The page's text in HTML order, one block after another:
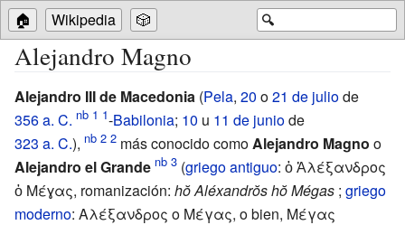
🔍
🏠 Wikipedia 🎲
Alejandro Magno
Alejandro III de Macedonia (Pela, 20 o21 de juliode
356a. C. -Babilonia; 10 u 11 de juniode
323 a. C.), más conocido como Alejandro Magno o
Alejandro el Grande
(griego antiguo: ὁ Ἀλέξανδρος
ὁ Μέɣας, romanización: hŏ Aléxandrŏs hŏ Mégas ; griego
moderno: Αλέξανδρος ο Μέγας, o bien, Μέγας